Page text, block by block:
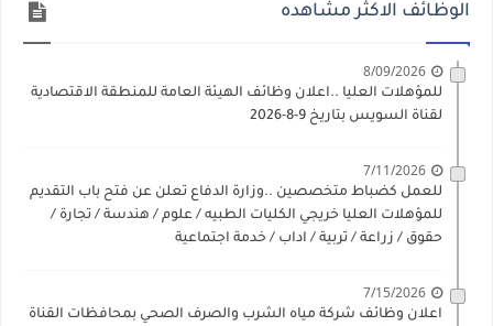
الوظائف الاكثر مشاهده
8/09/2026
للمؤهلات العليا ..اعلان وظائف الهيئة العامة للمنطقة الاقتصادية
لقناة السويس بتاريخ 9-8-2026
7/11/2026
للعمل كضباط متخصصين ..وزارة الدفاع تعلن عن فتح باب التقديم
للمؤهلات العليا خريجي الكليات الطبيه / علوم / هندسة / تجارة /
حقوق / زراعة / تربية / اداب / خدمة اجتماعية
7/15/2026
اعلان وظائف شركة مياه الشرب والصرف الصحي بمحافظات القناة